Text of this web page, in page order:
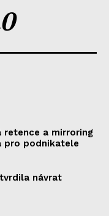
retence a mirroring
pro podnikatele
návrat